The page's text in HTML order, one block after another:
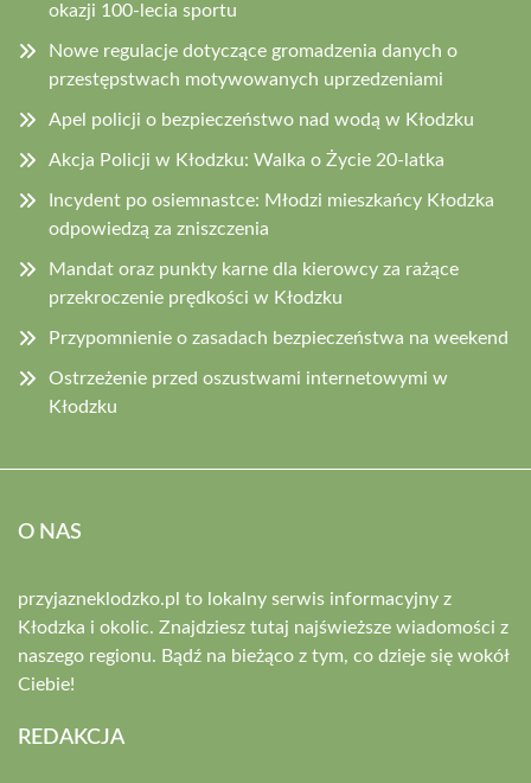
okazji 100-lecia sportu
Nowe regulacje dotyczące gromadzenia danych o
przestępstwach motywowanych uprzedzeniami
Apel policji o bezpieczeństwo nad wodą w Kłodzku
Akcja Policji w Kłodzku: Walka o Życie 20-latka
Incydent po osiemnastce: Młodzi mieszkańcy Kłodzka
odpowiedzą za zniszczenia
Mandat oraz punkty karne dla kierowcy za rażące
przekroczenie prędkości w Kłodzku
Przypomnienie o zasadach bezpieczeństwa na weekend
Ostrzeżenie przed oszustwami internetowymi w
Kłodzku
O NAS
przyjazneklodzko.pl to lokalny serwis informacyjny z
Kłodzka i okolic. Znajdziesz tutaj najświeższe wiadomości z
naszego regionu. Bądź na bieżąco z tym, co dzieje się wokół
Ciebie!
REDAKCJA